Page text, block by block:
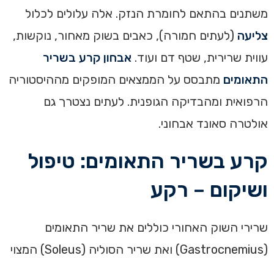
משתנים בהתאם לחומרת הנזק. אלה עלולים לכלול
צליעה (לעתים חמורה), כאבים בשוק מאחור, נוקשות,
עווית שרירית, שטף דם ועוד. אבחון קרע בשריר
התאומים מתבסס על הממצאים המופקים מההיסטוריה
הרפואית ומהבדיקה הגופנית. לעתים נצטרך גם
אולטרה סאונד אבחוני.
קרע בשריר התאומים: טיפול
ושיקום – רקע
שרירי השוק האחורי כוללים את שריר התאומים
(Gastrocnemius) ואת שריר הסוליה (Soleus) המצוי